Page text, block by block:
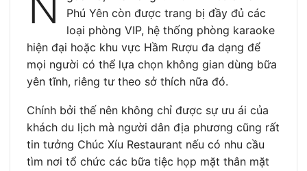
Phú Yên còn được trang bị đầy đủ các
loại phòng VIP, hệ thống phòng karaoke
hiện đại hoặc khu vực Hầm Rượu đa dạng để
mọi người có thể lựa chọn không gian dùng bữa
yên tĩnh, riêng tư theo sở thích nữa đó.
Chính bởi thế nên không chỉ được sự ưu ái của
khách du lịch mà người dân địa phương cũng rất
tin tưởng Chúc Xíu Restaurant nếu có nhu cầu
tìm nơi tổ chức các bữa tiệc họp mặt thân mặt